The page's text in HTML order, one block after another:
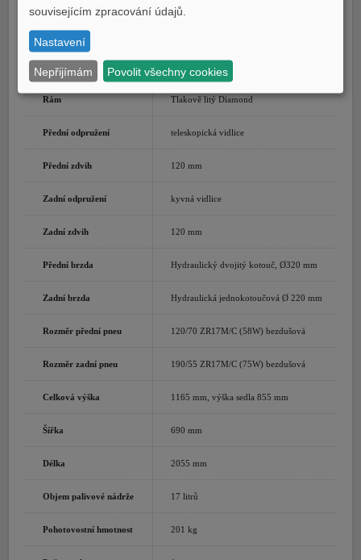
Převodovka/převodový
poměr
stálý záběr, 6rychlostní
Koncový převod
Rám Tlakově litý Diamond
Přední odpružení teleskopická vidlice
Přední zdvih 120 mm
Zadní odpružení kyvná vidlice
Zadní zdvih 120 mm
Přední brzda Hydraulický dvojitý kotouč, Ø320 mm
Zadní brzda Hydraulická jednokotoučová Ø 220 mm
Rozměr přední pneu 120/70 ZR17M/C (58W) bezdušová
Rozměr zadní pneu 190/55 ZR17M/C (75W) bezdušová
Celková výška 1165 mm, výška sedla 855 mm
Šířka 690 mm
Délka 2055 mm
Objem palivové nádrže 17 litrů
Pohotovostní hmotnost 201 kg
souvisejícím zpracování údajů.
Nastavení
Nepřijímám Povolit všechny cookies